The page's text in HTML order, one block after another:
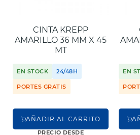
CINTA KREPP
AMARILLO 36 MM X 45
MT
EN STOCK 24/48H
PORTES GRATIS
AÑADIR AL CARRITO
PRECIO DESDE
EN